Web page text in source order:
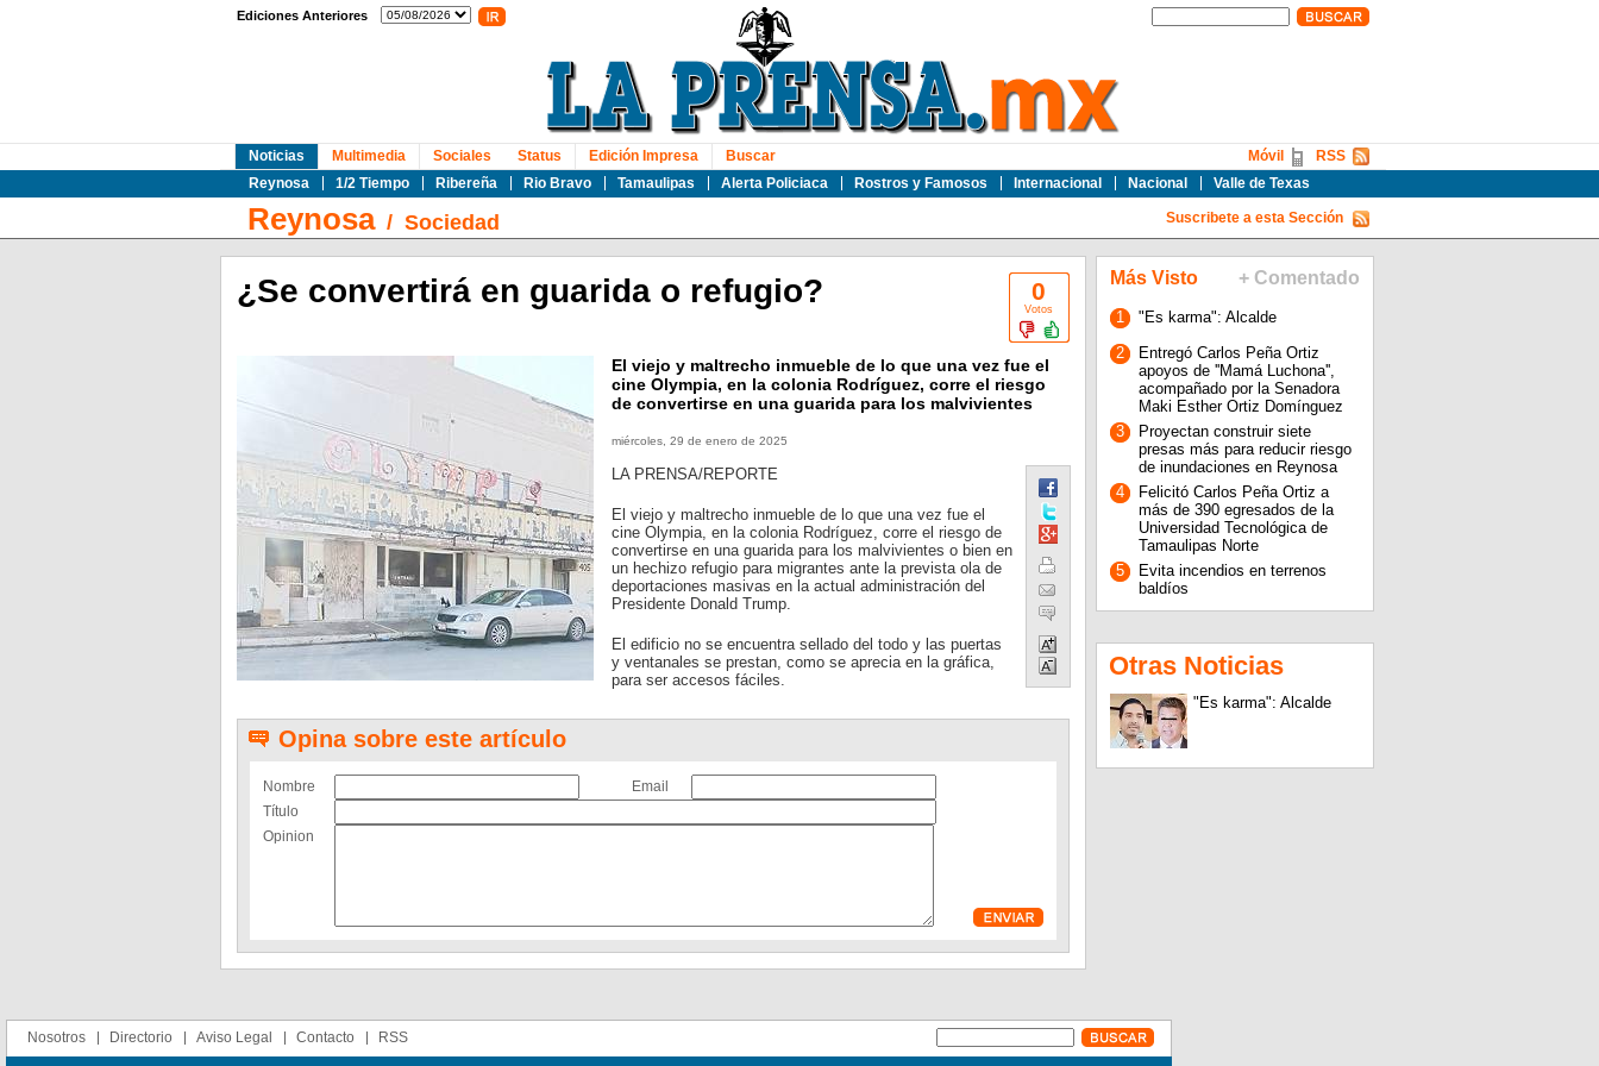
Ediciones Anteriores
Noticias
Reynosa
1/2 Tiempo Ribereña Rio Bravo Tamaulipas Alerta Policiaca Rostros y Famosos Internacional Nacional Valle de Texas
Multimedia Sociales Status Edición Impresa Buscar RSS
Móvil
Reynosa/ Sociedad Suscribete a esta Sección
0
Votos
¿Se convertirá en guarida o refugio?
El viejo y maltrecho inmueble de lo que una vez fue el
cine Olympia, en la colonia Rodríguez, corre el riesgo
de convertirse en una guarida para los malvivientes
miércoles, 29 de enero de 2025
LA PRENSA/REPORTE
El viejo y maltrecho inmueble de lo que una vez fue el
cine Olympia, en la colonia Rodríguez, corre el riesgo de
convertirse en una guarida para los malvivientes o bien en
un hechizo refugio para migrantes ante la prevista ola de
deportaciones masivas en la actual administración del
Presidente Donald Trump.
El edificio no se encuentra sellado del todo y las puertas
y ventanales se prestan, como se aprecia en la gráfica,
para ser accesos fáciles.
Opina sobre este artículo
Nombre
Email
Título
Opinion
Más Visto + Comentado
1
"Es karma": Alcalde
2
Entregó Carlos Peña Ortiz
apoyos de ''Mamá Luchona'',
acompañado por la Senadora
Maki Esther Ortiz Domínguez
3
Proyectan construir siete
presas más para reducir riesgo
de inundaciones en Reynosa
4
Felicitó Carlos Peña Ortiz a
más de 390 egresados de la
Universidad Tecnológica de
Tamaulipas Norte
5
Evita incendios en terrenos
baldíos
Otras Noticias
"Es karma": Alcalde
Nosotros Directorio Aviso Legal Contacto RSS